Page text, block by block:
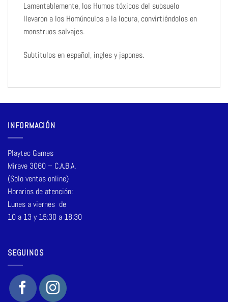
Lamentablemente, los Humos tóxicos del subsuelo
llevaron a los Homúnculos a la locura, convirtiéndolos en
monstruos salvajes.
Subtitulos en español, ingles y japones.
INFORMACIÓN
Playtec Games
Mirave 3060 – C.A.B.A.
(Solo ventas online)
Horarios de atención:
Lunes a viernes de
10 a 13 y 15:30 a 18:30
SEGUINOS